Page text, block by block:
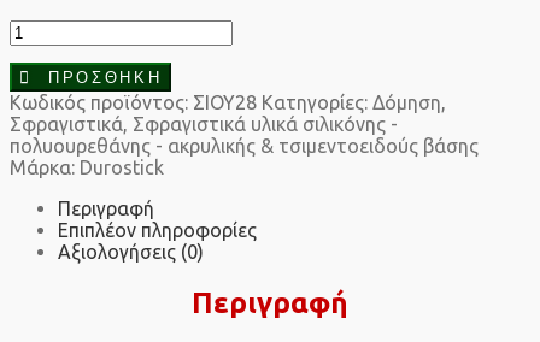
Durostick
Σιλικόνη
ουδέτερη
ποσότητα
ΠΡΟΣΘΉΚΗ
Κωδικός προϊόντος: ΣΙΟΥ28 Κατηγορίες: Δόμηση,
Σφραγιστικά, Σφραγιστικά υλικά σιλικόνης -
πολυουρεθάνης - ακρυλικής & τσιμεντοειδούς βάσης
Μάρκα: Durostick
Περιγραφή
Επιπλέον πληροφορίες
Αξιολογήσεις (0)
Περιγραφή